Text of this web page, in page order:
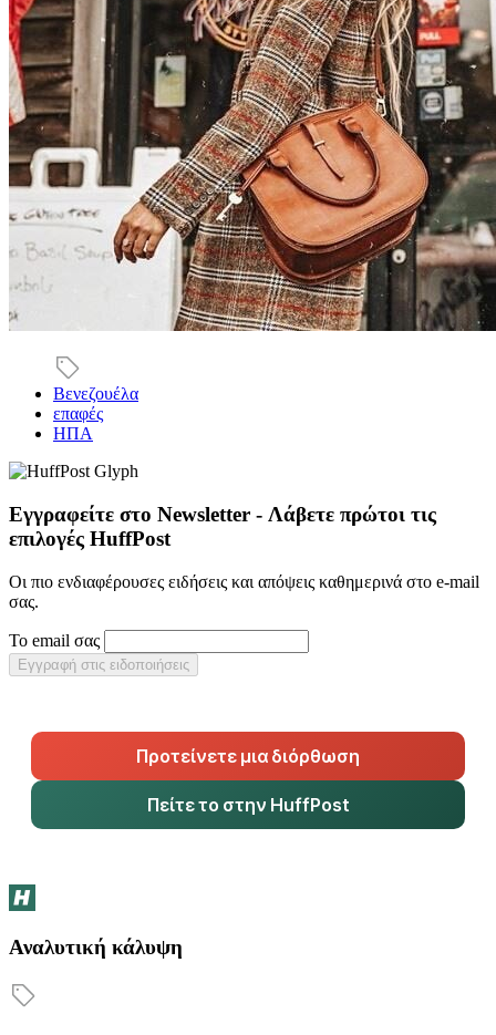
Βενεζουέλα
επαφές
ΗΠΑ
Εγγραφείτε στο Newsletter - Λάβετε πρώτοι τις
επιλογές HuffPost
Οι πιο ενδιαφέρουσες ειδήσεις και απόψεις καθημερινά στο e-mail
σας.
Το email σας
Εγγραφή στις ειδοποιήσεις
Προτείνετε μια διόρθωση
Πείτε το στην HuffPost
Αναλυτική κάλυψη